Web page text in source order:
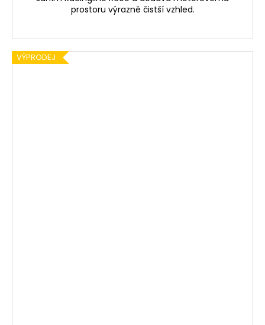
prostoru výrazně čistší vzhled.
VÝPRODEJ